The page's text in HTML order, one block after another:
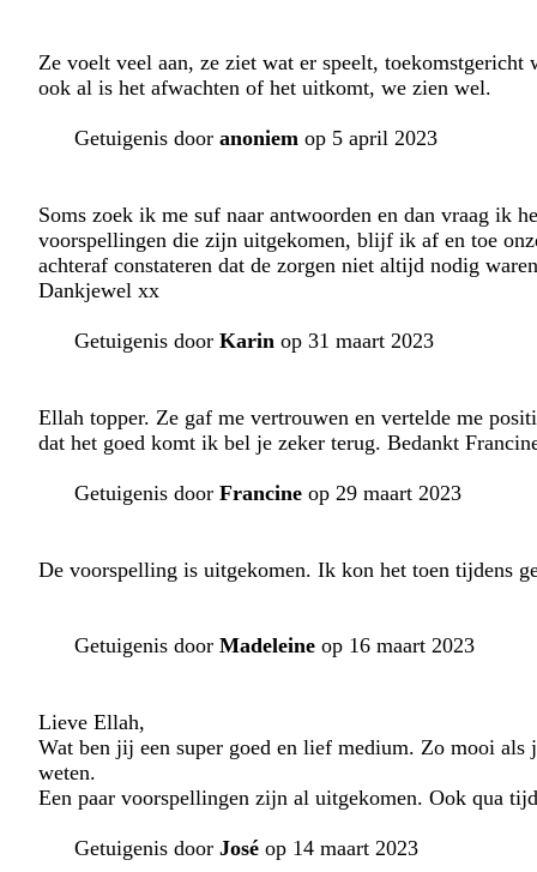
Ze voelt veel aan, ze ziet wat er speelt,
ook al is het afwachten of het uitkomt, we zien wel.
Getuigenis door anoniem op 5 april 2023
Soms zoek ik me suf naar antwoorden en dan vraag ik
voorspellingen die zijn uitgekomen, blijf ik af en toe
achteraf constateren dat de zorgen niet altijd nodig
Dankjewel xx
Getuigenis door Karin op 31 maart 2023
Ellah topper. Ze gaf me vertrouwen en vertelde me
dat het goed komt ik bel je zeker terug. Bedankt
Getuigenis door Francine op 29 maart 2023
De voorspelling is uitgekomen. Ik kon het toen tijdens
Getuigenis door Madeleine op 16 maart 2023
Lieve Ellah,
Wat ben jij een super goed en lief medium. Zo mooi
weten.
Een paar voorspellingen zijn al uitgekomen. Ook qua
Getuigenis door José op 14 maart 2023